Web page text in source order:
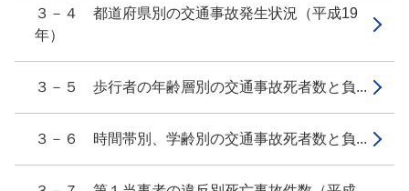
３－４ 都道府県別の交通事故発生状況（平成19
年）
３－５ 歩行者の年齢層別の交通事故死者数と負...
３－６ 時間帯別、学齢別の交通事故死者数と負...